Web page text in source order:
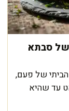
של סבתא
של פעם,
עד שהיא